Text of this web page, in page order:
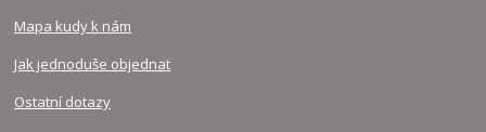
Mapa kudy k nám
Jak jednoduše objednat
Ostatní dotazy